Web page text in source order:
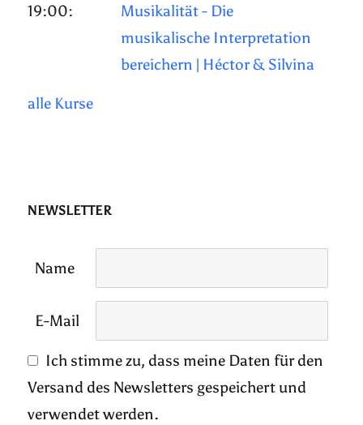
19:00:
Musikalität - Die
musikalische Interpretation
bereichern | Héctor & Silvina
alle Kurse
NEWSLETTER
Name
E-Mail
Ich stimme zu, dass meine Daten für den
Versand des Newsletters gespeichert und
verwendet werden.